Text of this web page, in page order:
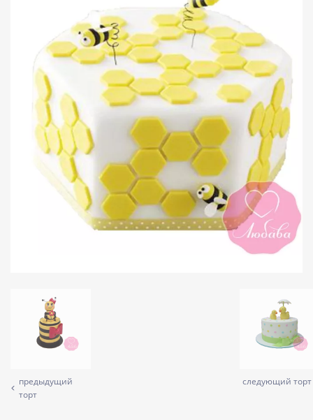
предыдущий
торт
следующий торт